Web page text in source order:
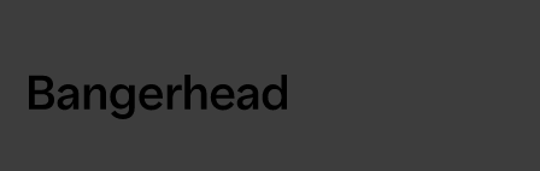
LinkedIn